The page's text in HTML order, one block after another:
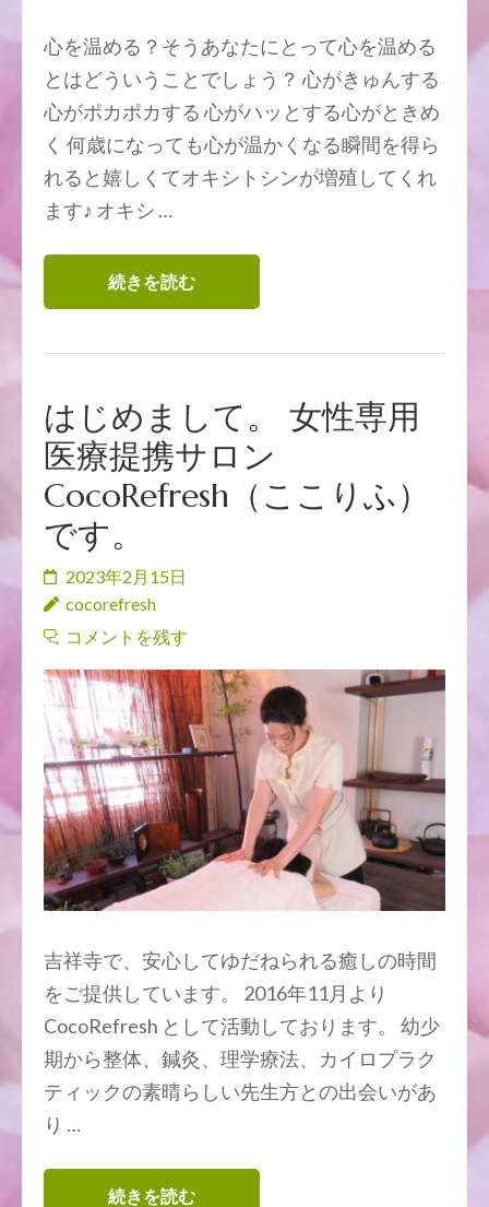
心を温める？そうあなたにとって心を温める
とはどういうことでしょう？ 心がきゅんする
心がポカポカする 心がハッとする心がときめ
く 何歳になっても心が温かくなる瞬間を得ら
れると嬉しくてオキシトシンが増殖してくれ
ます♪ オキシ …
続きを読む
はじめまして。 女性専用
医療提携サロン
CocoRefresh（ここりふ）
です。
2023年2月15日
cocorefresh
コメントを残す
吉祥寺で、安心してゆだねられる癒しの時間
をご提供しています。 2016年11月より
CocoRefresh として活動しております。 幼少
期から整体、鍼灸、理学療法、カイロプラク
ティックの素晴らしい先生方との出会いがあ
り …
続きを読む